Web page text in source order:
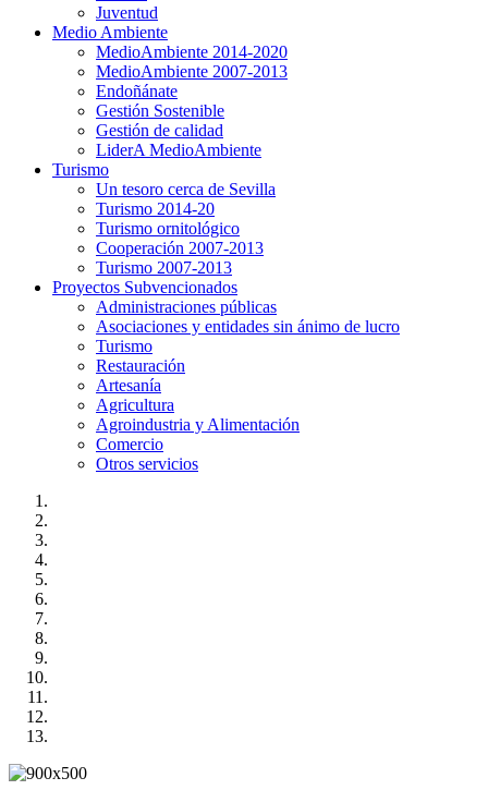
Juventud
Medio Ambiente
MedioAmbiente 2014-2020
MedioAmbiente 2007-2013
Endoñánate
Gestión Sostenible
Gestión de calidad
LiderA MedioAmbiente
Turismo
Un tesoro cerca de Sevilla
Turismo 2014-20
Turismo ornitológico
Cooperación 2007-2013
Turismo 2007-2013
Proyectos Subvencionados
Administraciones públicas
Asociaciones y entidades sin ánimo de lucro
Turismo
Restauración
Artesanía
Agricultura
Agroindustria y Alimentación
Comercio
Otros servicios